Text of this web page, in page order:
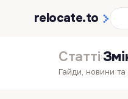
relocate.to
Статті›
Гайди, новини та